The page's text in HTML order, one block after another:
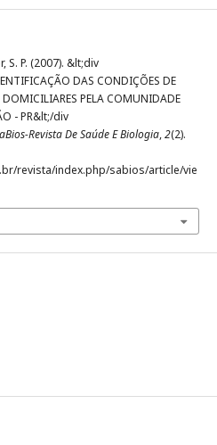
S. P. (2007). &lt;div
DAS CONDIÇÕES DE
DOMICILIARES PELA COMUNIDADE
- PR&lt;/div
Revista De Saúde E Biologia,2(2).
revista/index.php/sabios/article/vie